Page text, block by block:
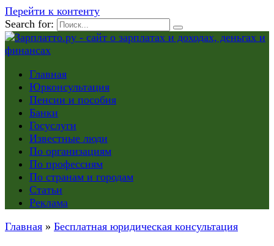
Перейти к контенту
Search for:
Главная
Юрконсультация
Пенсии и пособия
Банки
Госуслуги
Известные люди
По организациям
По профессиям
По странам и городам
Статьи
Реклама
Главная » Бесплатная юридическая консультация